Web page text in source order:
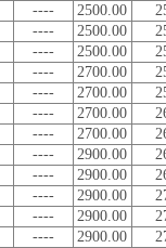
---- 2500.00
---- 2500.00
---- 2500.00
---- 2700.00
---- 2700.00
---- 2700.00
---- 2700.00
---- 2900.00
---- 2900.00
---- 2900.00
---- 2900.00
---- 2900.00